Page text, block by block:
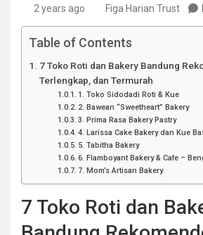
2 years ago Figa Harian Trust
Table of Contents
7 Toko Roti dan Bakery Bandung
Terlengkap, dan Termurah
1. Toko Sidodadi Roti & Kue
2. Bawean “Sweetheart” Bakery
3. Prima Rasa Bakery Pastry
4. Larissa Cake Bakery dan Kue
5. Tabitha Bakery
6. Flamboyant Bakery & Cafe –
7. Mom’s Artisan Bakery
7 Toko Roti dan